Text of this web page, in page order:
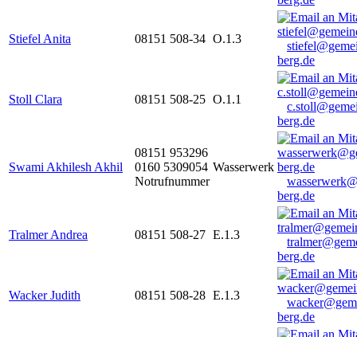
Stiefel Anita 08151 508-34 O.1.3
berg.de
Stoll Clara 08151 508-25 O.1.1
berg.de
Swami Akhilesh Akhil
08151 953296
0160 5309054
Notrufnummer
Wasserwerk
berg.de
Tralmer Andrea 08151 508-27 E.1.3
berg.de
Wacker Judith 08151 508-28 E.1.3
berg.de